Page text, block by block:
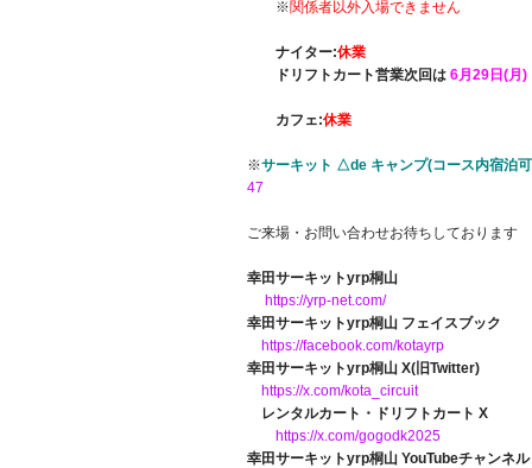
※関係者以外入場できません
ナイター:休業
ドリフトカート営業次回は 6月29日(月
カフェ:休業
※サーキット △de キャンプ(コース内宿泊
47
ご来場・お問い合わせお待ちしております
幸田サーキットyrp桐山
https://yrp-net.com/
幸田サーキットyrp桐山 フェイスブック
https://facebook.com/kotayrp
幸田サーキットyrp桐山 X(旧Twitter)
https://x.com/kota_circuit
レンタルカート・ドリフトカート X
https://x.com/gogodk2025
幸田サーキットyrp桐山 YouTubeチャンネル